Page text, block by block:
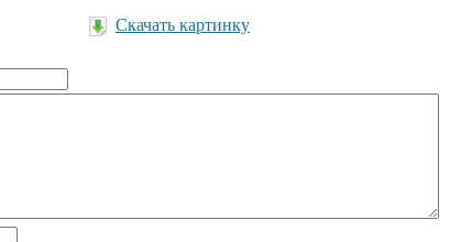
Скачать картинку